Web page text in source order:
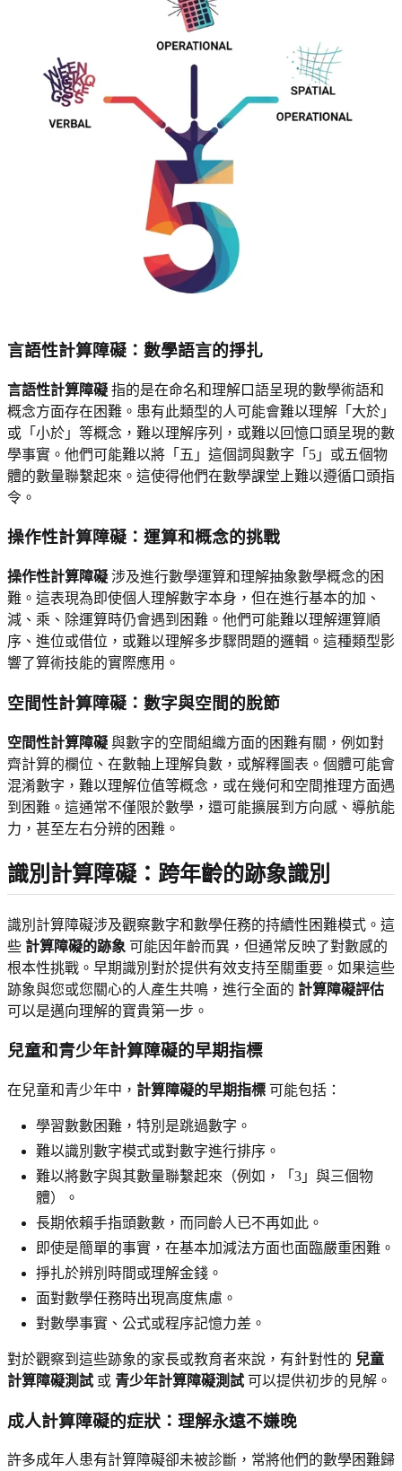
言語性計算障礙：數學語言的掙扎
言語性計算障礙 指的是在命名和理解口語呈現的數學術語和
概念方面存在困難。患有此類型的人可能會難以理解「大於」
或「小於」等概念，難以理解序列，或難以回憶口頭呈現的數
學事實。他們可能難以將「五」這個詞與數字「5」或五個物
體的數量聯繫起來。這使得他們在數學課堂上難以遵循口頭指
令。
操作性計算障礙：運算和概念的挑戰
操作性計算障礙 涉及進行數學運算和理解抽象數學概念的困
難。這表現為即使個人理解數字本身，但在進行基本的加、
減、乘、除運算時仍會遇到困難。他們可能難以理解運算順
序、進位或借位，或難以理解多步驟問題的邏輯。這種類型影
響了算術技能的實際應用。
空間性計算障礙：數字與空間的脫節
空間性計算障礙 與數字的空間組織方面的困難有關，例如對
齊計算的欄位、在數軸上理解負數，或解釋圖表。個體可能會
混淆數字，難以理解位值等概念，或在幾何和空間推理方面遇
到困難。這通常不僅限於數學，還可能擴展到方向感、導航能
力，甚至左右分辨的困難。
識別計算障礙：跨年齡的跡象識別
識別計算障礙涉及觀察數字和數學任務的持續性困難模式。這
些 計算障礙的跡象 可能因年齡而異，但通常反映了對數感的
根本性挑戰。早期識別對於提供有效支持至關重要。如果這些
跡象與您或您關心的人產生共鳴，進行全面的 計算障礙評估
可以是邁向理解的寶貴第一步。
兒童和青少年計算障礙的早期指標
在兒童和青少年中， 計算障礙的早期指標 可能包括：
學習數數困難，特別是跳過數字。
難以識別數字模式或對數字進行排序。
難以將數字與其數量聯繫起來（例如，「3」與三個物
體）。
長期依賴手指頭數數，而同齡人已不再如此。
即使是簡單的事實，在基本加減法方面也面臨嚴重困難。
掙扎於辨別時間或理解金錢。
面對數學任務時出現高度焦慮。
對數學事實、公式或程序記憶力差。
對於觀察到這些跡象的家長或教育者來說，有針對性的 兒童
計算障礙測試 或 青少年計算障礙測試 可以提供初步的見解。
成人計算障礙的症狀：理解永遠不嫌晚
許多成年人患有計算障礙卻未被診斷，常將他們的數學困難歸